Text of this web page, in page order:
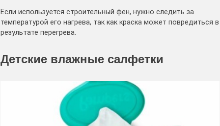
Если используется строительный фен, нужно следить за
температурой его нагрева, так как краска может повредиться в
результате перегрева.
Детские влажные салфетки